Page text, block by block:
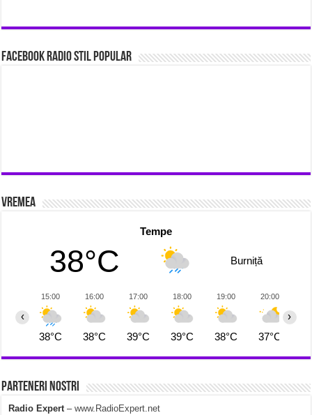
Facebook Radio Stil Popular
Vremea
Tempe
38°C Burniță
15:00
38°C
16:00
38°C
17:00
39°C
18:00
39°C
19:00
38°C
20:00
37°C
‹ ›
Parteneri Nostri
Radio Expert –www.RadioExpert.net